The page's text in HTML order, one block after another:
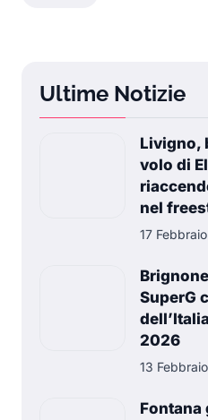
Ultime Notizie
Livigno,
volo di
nel
17
SuperG
2026
13
Fontana